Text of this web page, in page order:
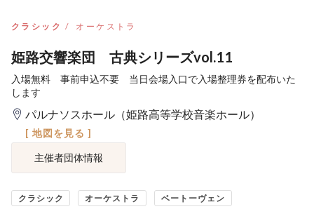
クラシック オーケストラ
姫路交響楽団 古典シリーズvol.11
入場無料 事前申込不要 当日会場入口で入場整理券を配布いた
します
パルナソスホール（姫路高等学校音楽ホール）
[ 地図を見る ]
主催者団体情報
クラシック オーケストラ ベートーヴェン